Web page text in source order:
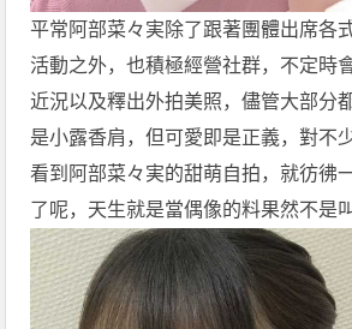
平常阿部菜々実除了跟著團體出席各
活動之外，也積極經營社群，不定時
近況以及釋出外拍美照，儘管大部分
是小露香肩，但可愛即是正義，對不
看到阿部菜々実的甜萌自拍，就彷彿
了呢，天生就是當偶像的料果然不是